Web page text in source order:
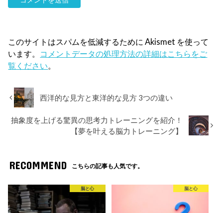
このサイトはスパムを低減するために Akismet を使って
います。 コメントデータの処理方法の詳細はこちらをご
覧ください。
西洋的な見方と東洋的な見方 3つの違い
抽象度を上げる驚異の思考力トレーニングを紹介！
【夢を叶える脳力トレーニング】
RECOMMEND こちらの記事も人気です。
脳と心 脳と心